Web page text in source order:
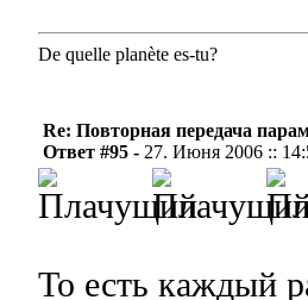
De quelle planète es-tu?
Re: Повторная передача
Ответ #95 - 27. Июня 2006 ::
То есть каждый